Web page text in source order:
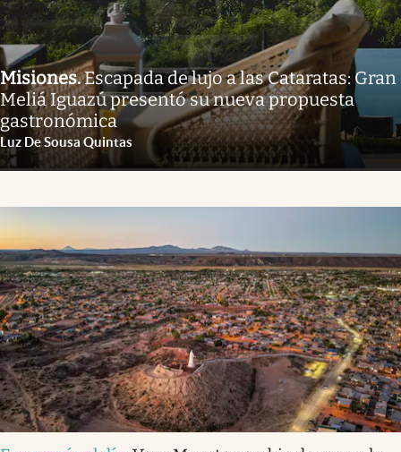
Misiones.Escapada de lujo a las Cataratas: Gran
Meliá Iguazú presentó su nueva propuesta
gastronómica
Luz De Sousa Quintas